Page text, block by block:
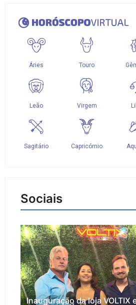
Sociais
Inauguração da loja VOLTIX